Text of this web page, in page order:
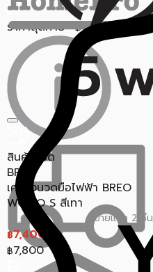
ราคาสุดท้าย* ฿7,178
สินค้าหมด
BREO
เครื่องนวดมือไฟฟ้า BREO
WOWO S สีเทา
0.0 (0) ขายแล้ว 2 ชิ้น
฿7,400
฿7,800